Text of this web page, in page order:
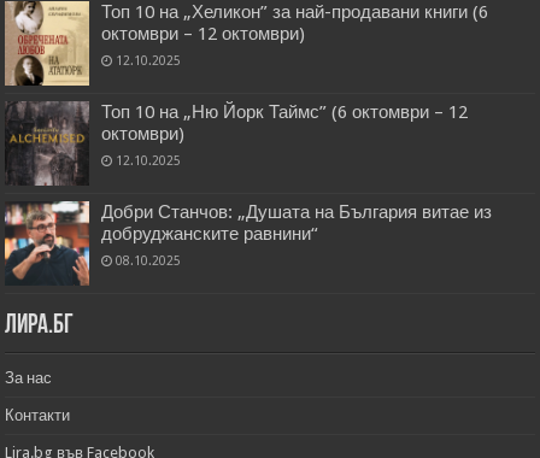
Топ 10 на „Хеликон” за най-продавани книги (6
октомври – 12 октомври)
12.10.2025
Топ 10 на „Ню Йорк Таймс” (6 октомври – 12
октомври)
12.10.2025
Добри Станчов: „Душата на България витае из
добруджанските равнини“
08.10.2025
Лира.бг
За нас
Контакти
Lira.bg във Facebook